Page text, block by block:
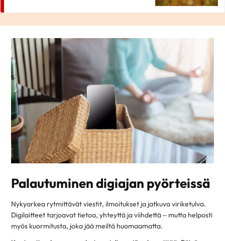
Palautuminen digiajan pyörteissä
Nykyarkea rytmittävät viestit, ilmoitukset ja jatkuva viriketulva.
Digilaitteet tarjoavat tietoa, yhteyttä ja viihdettä – mutta helposti
myös kuormitusta, joka jää meiltä huomaamatta.